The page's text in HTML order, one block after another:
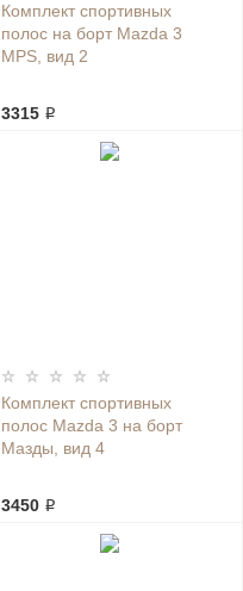
Комплект спортивных
полос на борт Mazda 3
MPS, вид 2
3315 ₽
Комплект спортивных
полос Mazda 3 на борт
Мазды, вид 4
3450 ₽